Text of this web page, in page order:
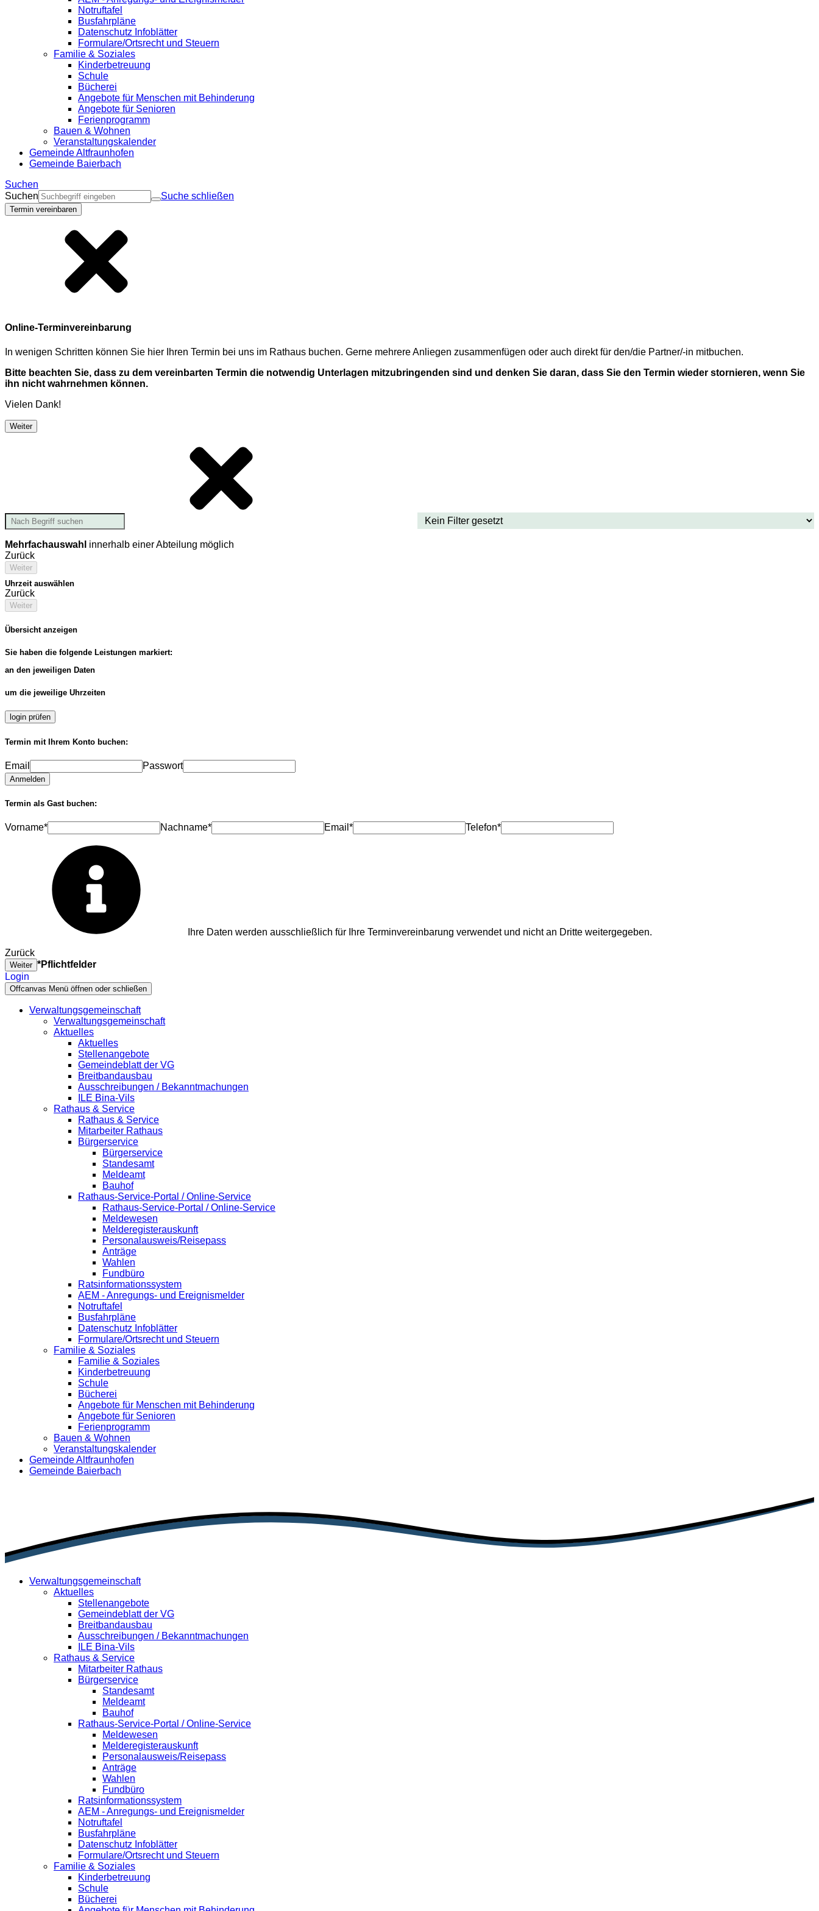
Notruftafel
Busfahrpläne
Datenschutz Infoblätter
Formulare/Ortsrecht und Steuern
Familie & Soziales
Kinderbetreuung
Schule
Bücherei
Angebote für Menschen mit Behinderung
Angebote für Senioren
Ferienprogramm
Bauen & Wohnen
Veranstaltungskalender
Gemeinde Altfraunhofen
Gemeinde Baierbach
Suchen
Suchen
Suche schließen
Termin vereinbaren
Online-Terminvereinbarung
In wenigen Schritten können Sie hier Ihren Termin bei uns im Rathaus buchen. Gerne mehrere Anliegen zusammenfügen oder auch direkt für den/die Partner/-in mitbuchen.
Bitte beachten Sie, dass zu dem vereinbarten Termin die notwendig Unterlagen mitzubringenden sind und denken Sie daran, dass Sie den Termin wieder stornieren, wenn Sie
ihn nicht wahrnehmen können.
Vielen Dank!
Weiter
Mehrfachauswahl innerhalb einer Abteilung möglich
Zurück
Weiter
Uhrzeit auswählen
Zurück
Weiter
Übersicht anzeigen
Sie haben die folgende Leistungen markiert:
an den jeweiligen Daten
um die jeweilige Uhrzeiten
login prüfen
Termin mit Ihrem Konto buchen:
Email Passwort
Anmelden
Termin als Gast buchen:
Vorname* Nachname* Email* Telefon*
Ihre Daten werden ausschließlich für Ihre Terminvereinbarung verwendet und nicht an Dritte weitergegeben.
Zurück
Weiter *Pflichtfelder
Login
Offcanvas Menü öffnen oder schließen
Verwaltungsgemeinschaft
Verwaltungsgemeinschaft
Aktuelles
Aktuelles
Stellenangebote
Gemeindeblatt der VG
Breitbandausbau
Ausschreibungen / Bekanntmachungen
ILE Bina-Vils
Rathaus & Service
Rathaus & Service
Mitarbeiter Rathaus
Bürgerservice
Bürgerservice
Standesamt
Meldeamt
Bauhof
Rathaus-Service-Portal / Online-Service
Rathaus-Service-Portal / Online-Service
Meldewesen
Melderegisterauskunft
Personalausweis/Reisepass
Anträge
Wahlen
Fundbüro
Ratsinformationssystem
AEM - Anregungs- und Ereignismelder
Notruftafel
Busfahrpläne
Datenschutz Infoblätter
Formulare/Ortsrecht und Steuern
Familie & Soziales
Familie & Soziales
Kinderbetreuung
Schule
Bücherei
Angebote für Menschen mit Behinderung
Angebote für Senioren
Ferienprogramm
Bauen & Wohnen
Veranstaltungskalender
Gemeinde Altfraunhofen
Gemeinde Baierbach
Verwaltungsgemeinschaft
Aktuelles
Stellenangebote
Gemeindeblatt der VG
Breitbandausbau
Ausschreibungen / Bekanntmachungen
ILE Bina-Vils
Rathaus & Service
Mitarbeiter Rathaus
Bürgerservice
Standesamt
Meldeamt
Bauhof
Rathaus-Service-Portal / Online-Service
Meldewesen
Melderegisterauskunft
Personalausweis/Reisepass
Anträge
Wahlen
Fundbüro
Ratsinformationssystem
AEM - Anregungs- und Ereignismelder
Notruftafel
Busfahrpläne
Datenschutz Infoblätter
Formulare/Ortsrecht und Steuern
Familie & Soziales
Kinderbetreuung
Schule
Bücherei